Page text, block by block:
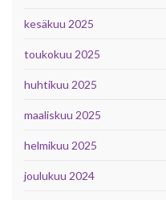
kesäkuu 2025
toukokuu 2025
huhtikuu 2025
maaliskuu 2025
helmikuu 2025
joulukuu 2024